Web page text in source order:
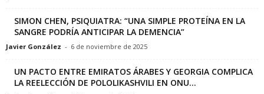
SIMON CHEN, PSIQUIATRA: “UNA SIMPLE PROTEÍNA EN LA
SANGRE PODRÍA ANTICIPAR LA DEMENCIA”
Javier González - 6 de noviembre de 2025
UN PACTO ENTRE EMIRATOS ÁRABES Y GEORGIA COMPLICA
LA REELECCIÓN DE POLOLIKASHVILI EN ONU...